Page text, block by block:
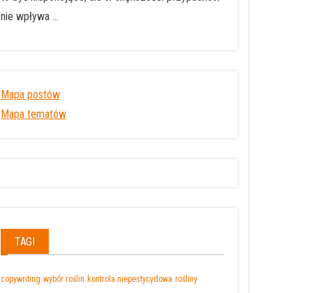
nie wpływa …
Mapa postów
Mapa tematów
TAGI
copywriting wybór roślin kontrola niepestycydowa rośliny